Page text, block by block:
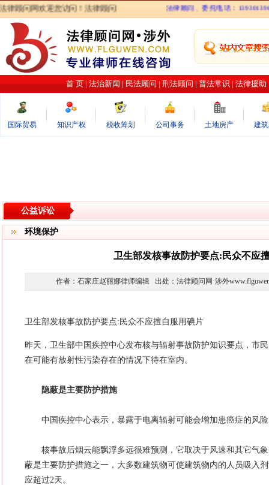
顾问网欢迎您访问！法律顾问网力图打造最专业的律师在线咨询网站．涉
法律顾问、委托电话：
首 页|法治新闻|民法顾问|刑法顾问|普法常识|法律援助
国际贸易 知识产权 税收筹划 公司事务 土地房产 建
公益诉讼
环境保护
卫生部发核事故防护要点:民众不应
作者：石家庄赵丽娜律师编辑 出处：法律顾问网·涉外
卫生部发核事故防护要点:民众不应擅自服用碘片
昨天，卫生部中国疾控中心发布核与辐射事故防护知识要点，市
在可能有放射性污染存在的情况下待在室内。
隐蔽是主要防护措施
中国疾控中心表示，暴露于电离辐射可能会增加患癌症的风
核事故后烟云能飘浮多远很难预测，它取决于风速和其它气象
蔽是主要防护措施之一，大多数建筑物可使建筑物内的人员吸入
应超过2天。